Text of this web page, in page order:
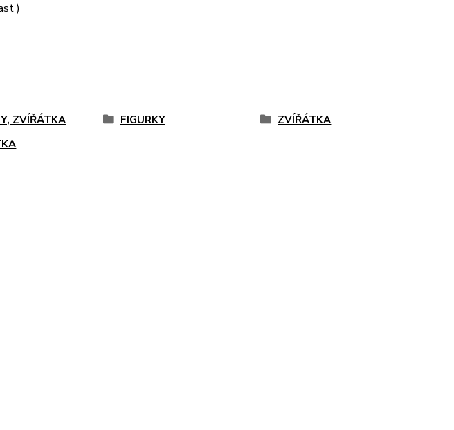
)
ZVÍŘÁTKA FIGURKY
ZVÍŘÁTKA